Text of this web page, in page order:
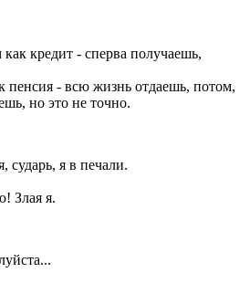
кредит - сперва получаешь,
пенсия - всю жизнь отдаешь, потом,
но это не точно.
сударь, я в печали.
Злая я.